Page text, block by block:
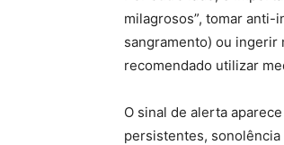
milagrosos”, tomar anti-
sangramento) ou ingerir
recomendado utilizar
O sinal de alerta
persistentes,